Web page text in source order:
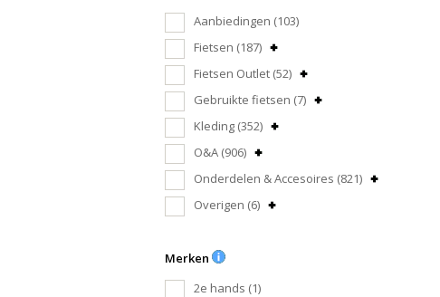
Aanbiedingen (103)
Fietsen (187)
Fietsen Outlet (52)
Gebruikte fietsen (7)
Kleding (352)
O&A (906)
Onderdelen & Accesoires (821)
Overigen (6)
Merken
2e hands (1)